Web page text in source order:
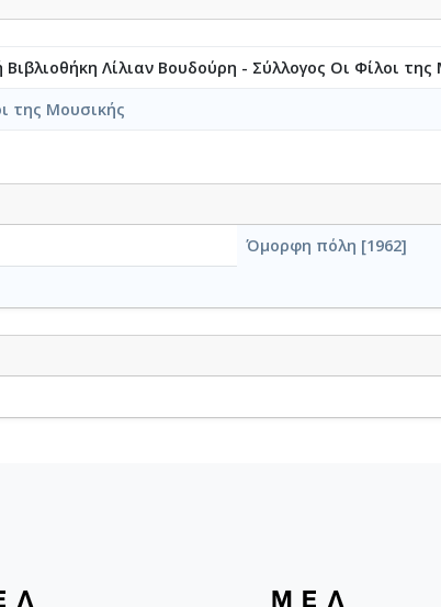
Λίλιαν Βουδούρη - Σύλλογος Οι Φίλοι της
της Μουσικής
Όμορφη πόλη [1962]